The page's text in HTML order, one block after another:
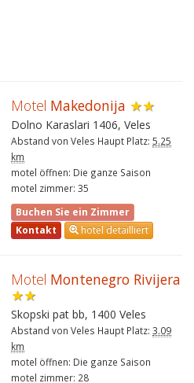
Motel Makedonija ★★
Dolno Karaslari 1406, Veles
Abstand von Veles Haupt Platz: 5.25
km
motel öffnen: Die ganze Saison
motel zimmer: 35
Buchen Sie ein Zimmer
Kontakt
hotel detailliert
Motel Montenegro Rivijera
★★
Skopski pat bb, 1400 Veles
Abstand von Veles Haupt Platz: 3.09
km
motel öffnen: Die ganze Saison
motel zimmer: 28